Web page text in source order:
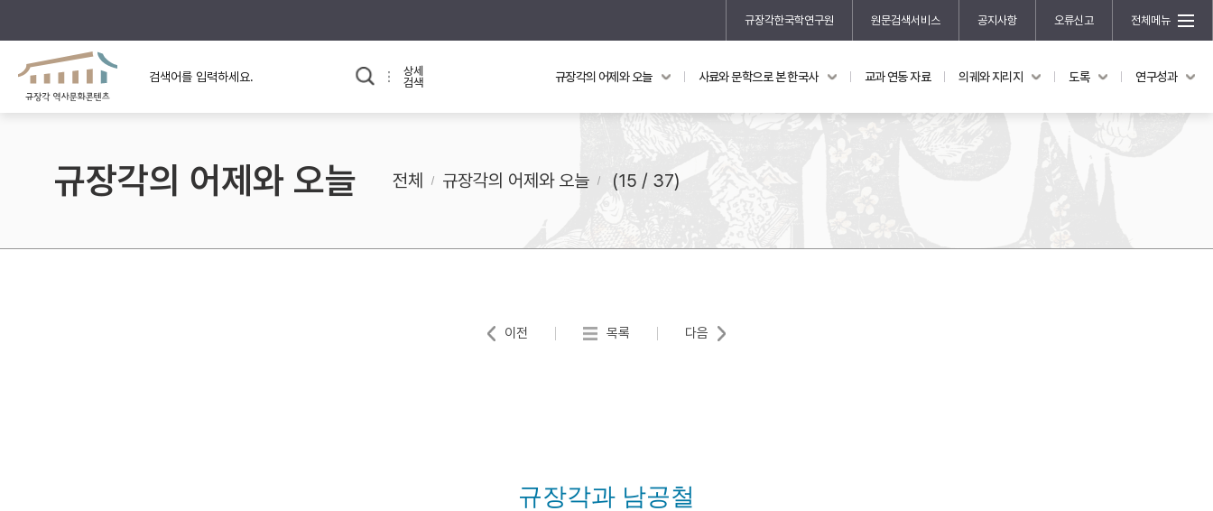
규장각한국학연구원 원문검색서비스 공지사항 오류신고 전체메뉴
규장각의 어제와 오늘
규장각 소개영상
사료와 문학으로 본
고대
고려
조선 후기
교과 연동 자료 의궤와 지리지
지리지 이야기
도록 연구성과
신진학자 초청 연구교류 사업
상세
검색
“정조” 또는 “정약용”이 포함된 자료를 검색
규장각의 어제와 오늘 사료와 문학으로 본 한국사 교과 연동 자료 의궤와 지리지 도록 연구성과
규장각의 어제와 오늘 전체 규장각의 어제와 오늘 (15 / 37)
이전 목록 다음
규장각과 남공철